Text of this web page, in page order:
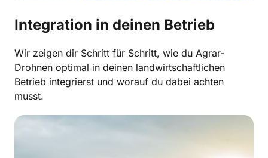
Integration in deinen Betrieb
Wir zeigen dir Schritt für Schritt, wie du Agrar-
Drohnen optimal in deinen landwirtschaftlichen
Betrieb integrierst und worauf du dabei achten
musst.